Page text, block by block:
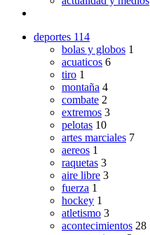
deportes 114
bolas y globos 1
acuaticos 6
tiro 1
montaña 4
combate 2
extremos 3
pelotas 10
artes marciales 7
aereos 1
raquetas 3
aire libre 3
fuerza 1
hockey 1
atletismo 3
acontecimientos 28